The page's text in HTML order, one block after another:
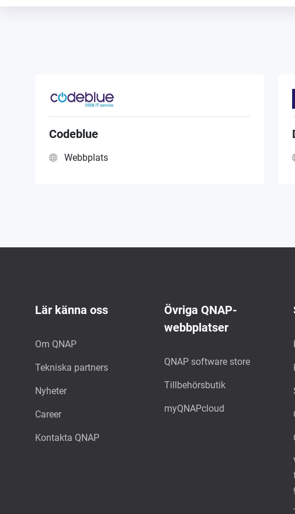
Codeblue
Webbplats
Lär känna oss
Om QNAP
Tekniska partners
Nyheter
Career
Kontakta QNAP
Övriga QNAP-
webbplatser
QNAP software store
Tillbehörsbutik
myQNAPcloud